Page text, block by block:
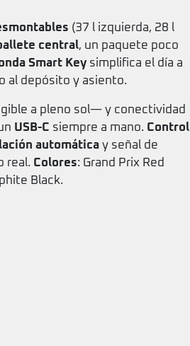
(37 l izquierda, 28 l
central, un paquete poco
Smart Key simplifica el día a
al depósito y asiento.
a pleno sol— y conectividad
USB-C siempre a mano. Control
automática y señal de
real. Colores: Grand Prix Red
Black.